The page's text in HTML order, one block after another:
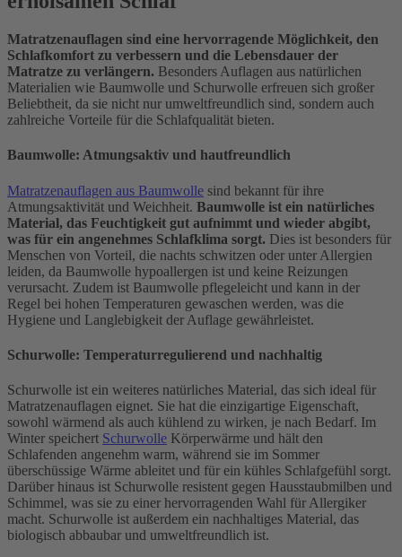
Matratzenauflagen sind eine hervorragende Möglichkeit, den
Schlafkomfort zu verbessern und die Lebensdauer der
Matratze zu verlängern. Besonders Auflagen aus natürlichen
Materialien wie Baumwolle und Schurwolle erfreuen sich großer
Beliebtheit, da sie nicht nur umweltfreundlich sind, sondern auch
zahlreiche Vorteile für die Schlafqualität bieten.
Baumwolle: Atmungsaktiv und hautfreundlich
Matratzenauflagen aus Baumwolle sind bekannt für ihre
Atmungsaktivität und Weichheit. Baumwolle ist ein natürliches
Material, das Feuchtigkeit gut aufnimmt und wieder abgibt,
was für ein angenehmes Schlafklima sorgt. Dies ist besonders für
Menschen von Vorteil, die nachts schwitzen oder unter Allergien
leiden, da Baumwolle hypoallergen ist und keine Reizungen
verursacht. Zudem ist Baumwolle pflegeleicht und kann in der
Regel bei hohen Temperaturen gewaschen werden, was die
Hygiene und Langlebigkeit der Auflage gewährleistet.
Schurwolle: Temperaturregulierend und nachhaltig
Schurwolle ist ein weiteres natürliches Material, das sich ideal für
Matratzenauflagen eignet. Sie hat die einzigartige Eigenschaft,
sowohl wärmend als auch kühlend zu wirken, je nach Bedarf. Im
Winter speichert Schurwolle Körperwärme und hält den
Schlafenden angenehm warm, während sie im Sommer
überschüssige Wärme ableitet und für ein kühles Schlafgefühl sorgt.
Darüber hinaus ist Schurwolle resistent gegen Hausstaubmilben und
Schimmel, was sie zu einer hervorragenden Wahl für Allergiker
macht. Schurwolle ist außerdem ein nachhaltiges Material, das
biologisch abbaubar und umweltfreundlich ist.